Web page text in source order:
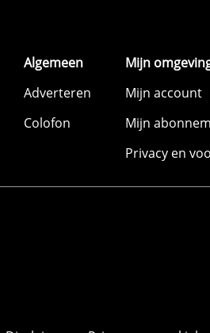
Algemeen
Adverteren
Colofon
Mijn
Mijn account
Mijn
Privacy en